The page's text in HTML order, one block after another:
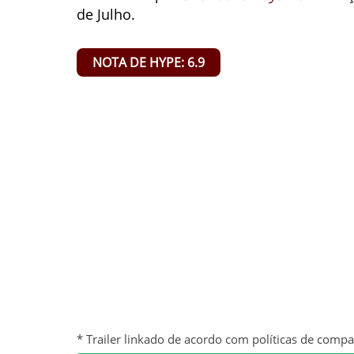
de Julho.
NOTA DE HYPE: 6.9
* Trailer linkado de acordo com políticas de